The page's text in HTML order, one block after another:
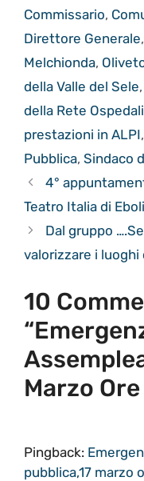
Commissario,
Direttore Generale,
Melchionda,
della Valle del Sele,
della Rete
prestazioni in ALPI,
Pubblica, Sindaco
4°
Teatro Italia di Eboli
Dal gruppo
valorizzare i luoghi
10
Marzo
Pingback:
pubblica,17 marzo